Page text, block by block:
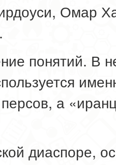
Омар
понятий. В
персов, а
диаспоре,